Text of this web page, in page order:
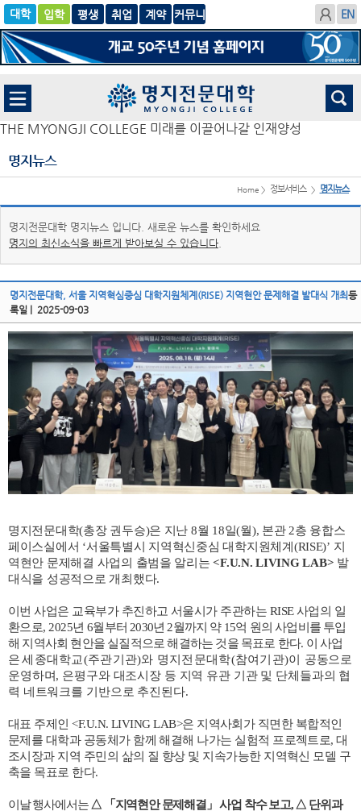
입학
글로
벌
평생 취업
계
약
THE MYONGJI COLLEGE 미래를 이끌어나갈 인재양성
명지뉴스
Home > 정보서비스 > 명지뉴스
명지전문대학 명지뉴스 입니다. 새로운 뉴스를 확인하세요
명지의 최신소식을 빠르게 받아보실 수 있습니다.
명지전문대학, 서울 지역혁심중심 대학지원체계(RISE) 지역현안 문제해결 발대식 개최등
록일
| 2025-09-03
명지전문대학(총장 권두승)은 지난 8월 18일(월), 본관2층 융합스
페이스실에서 ‘서울특별시 지역혁신중심 대학지원체계 (RISE)’ 지
역현안 문제해결 사업의 출범을 알리는<F.U.N. LIVING LAB> 발
대식을 성공적으로 개최했다.
이번 사업은 교육부가 추진하고 서울시가 주관하는 RISE사업의 일
환으로, 2025년6월부터2030년2월까지 약 15억 원의 사업비를 투입
해 지역사회 현안을 실질적으로 해결하는 것을 목표로 한다. 이 사업
은세종대학교(주관기관)와 명지전문대학(참여기관)이 공동으로
운영하며, 은평구와 대조시장 등 지역 유관 기관 및 단체들과의 협
력 네트워크를 기반으로 추진된다.
대표 주제인<F.U.N. LIVING LAB>은 지역사회가 직면한 복합적인
문제를 대학과 공동체가 함께 해결해 나가는 실험적 프로젝트로,대
조시장과 지역 주민의 삶의 질 향상 및 지속가능한 지역혁신 모델 구
축을 목표로 한다.
이날 행사에서는△ 「 지역현안 문제해결 」사업 착수 보고, △ 단위과